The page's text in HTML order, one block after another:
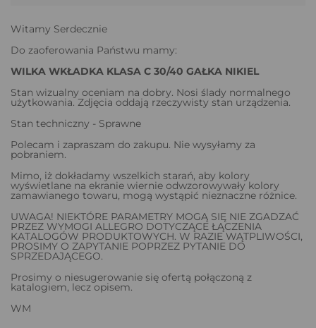
Witamy Serdecznie
Do zaoferowania Państwu mamy:
WILKA WKŁADKA KLASA C 30/40 GAŁKA NIKIEL
Stan wizualny oceniam na dobry. Nosi ślady normalnego
użytkowania. Zdjęcia oddają rzeczywisty stan urządzenia.
Stan techniczny - Sprawne
Polecam i zapraszam do zakupu. Nie wysyłamy za
pobraniem.
Mimo, iż dokładamy wszelkich starań, aby kolory
wyświetlane na ekranie wiernie odwzorowywały kolory
zamawianego towaru, mogą wystąpić nieznaczne różnice.
UWAGA! NIEKTÓRE PARAMETRY MOGĄ SIĘ NIE ZGADZAĆ
PRZEZ WYMOGI ALLEGRO DOTYCZĄCE ŁĄCZENIA
KATALOGÓW PRODUKTOWYCH. W RAZIE WĄTPLIWOŚCI,
PROSIMY O ZAPYTANIE POPRZEZ PYTANIE DO
SPRZEDAJĄCEGO.
Prosimy o niesugerowanie się ofertą połączoną z
katalogiem, lecz opisem.
WM